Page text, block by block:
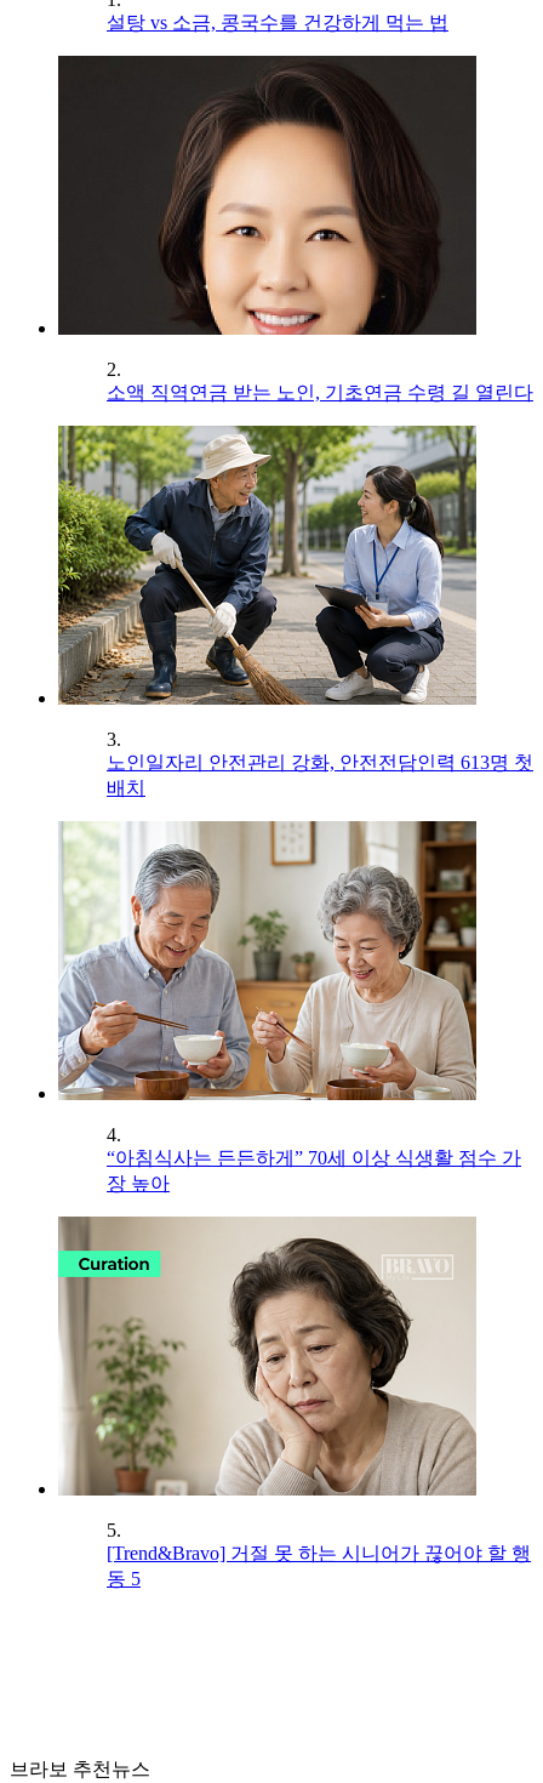
설탕 vs 소금, 콩국수를 건강하게 먹는 법
2.
소액 직역연금 받는 노인, 기초연금 수령 길 열린다
3.
노인일자리 안전관리 강화, 안전전담인력 613명 첫
배치
4.
“아침식사는 든든하게” 70세 이상 식생활 점수 가
장 높아
5.
[Trend&Bravo] 거절 못 하는 시니어가 끊어야 할 행
동 5
브라보 추천뉴스